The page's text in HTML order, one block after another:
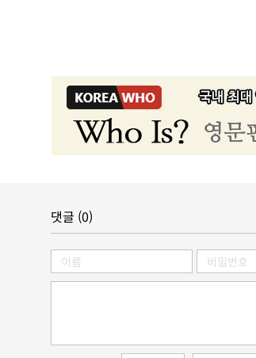
댓글 (0)